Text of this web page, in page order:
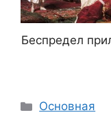
Беспредел
Рубрики
Основная